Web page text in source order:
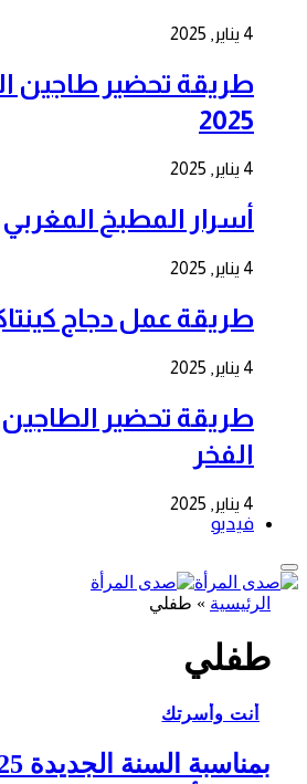
4 يناير, 2025
طريقة تحضير طاجين
2025
4 يناير, 2025
أسرار المطبخ المغربي
4 يناير, 2025
طريقة عمل دجاج
4 يناير, 2025
طريقة تحضير
الفخر
4 يناير, 2025
فيديو
الرئيسية » طفلي
طفلي
أنت وأسرتك